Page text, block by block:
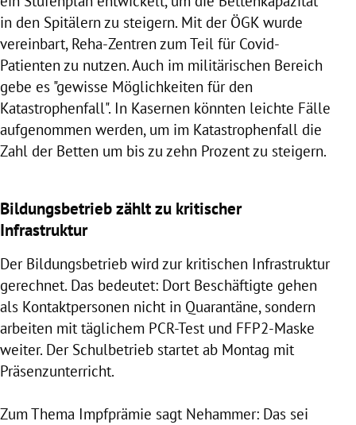
in den Spitälern zu steigern. Mit der ÖGK wurde
vereinbart, Reha-Zentren zum Teil für Covid-
Patienten zu nutzen. Auch im militärischen Bereich
gebe es "gewisse Möglichkeiten für den
Katastrophenfall". In Kasernen könnten leichte Fälle
aufgenommen werden, um im Katastrophenfall die
Zahl der Betten um bis zu zehn Prozent zu steigern.
Bildungsbetrieb zählt zu kritischer
Infrastruktur
Der Bildungsbetrieb wird zur kritischen Infrastruktur
gerechnet. Das bedeutet: Dort Beschäftigte gehen
als Kontaktpersonen nicht in Quarantäne, sondern
arbeiten mit täglichem PCR-Test und FFP2-Maske
weiter. Der Schulbetrieb startet ab Montag mit
Präsenzunterricht.
Zum Thema Impfprämie sagt Nehammer: Das sei